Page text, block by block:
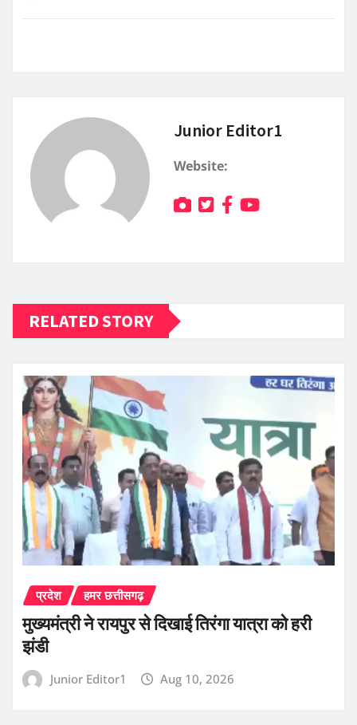
Junior Editor1
Website:
RELATED STORY
प्रदेश हमर छत्तीसगढ़
मुख्यमंत्री ने रायपुर से दिखाई तिरंगा यात्रा को हरी
झंडी
Junior Editor1 Aug 10, 2026